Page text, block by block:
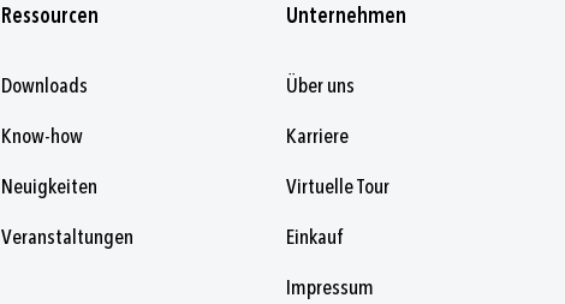
Ressourcen
Downloads
Know-how
Neuigkeiten
Veranstaltungen
Unternehmen
Über uns
Karriere
Virtuelle Tour
Einkauf
Impressum